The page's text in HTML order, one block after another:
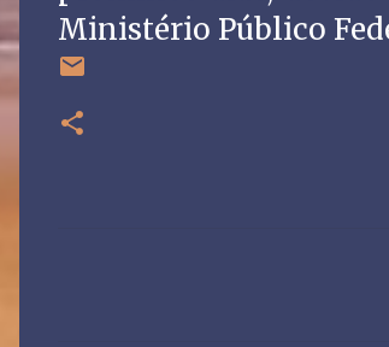
Ministério Público